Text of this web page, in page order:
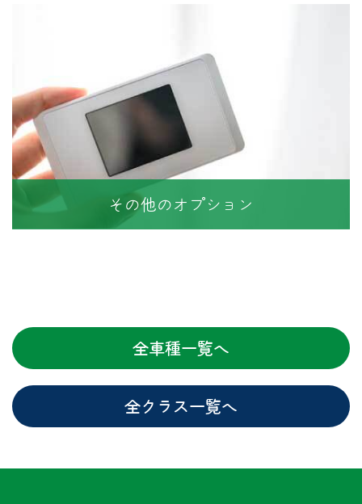
その他のオプション
全車種一覧へ
全クラス一覧へ